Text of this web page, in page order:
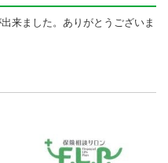
来ました。ありがとうございま